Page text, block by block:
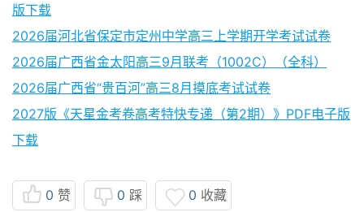
版下载
2026届河北省保定市定州中学高三上学期开学考试试卷
2026届广西省金太阳高三9月联考（1002C）（全科）
2026届广西省“贵百河”高三8月摸底考试试卷
2027版《天星金考卷高考特快专递（第2期）》PDF电子版
下载
0 赞 0 踩 0 收藏